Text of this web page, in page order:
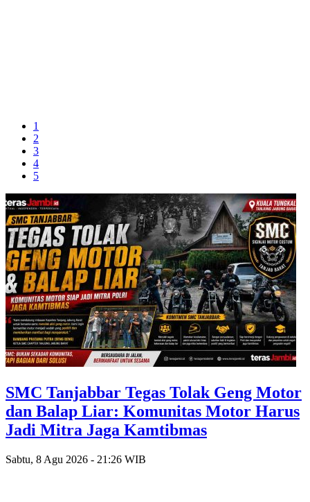
1
2
3
4
5
SMC Tanjabbar Tegas Tolak Geng Motor
dan Balap Liar: Komunitas Motor Harus
Jadi Mitra Jaga Kamtibmas
Sabtu, 8 Agu 2026 - 21:26 WIB